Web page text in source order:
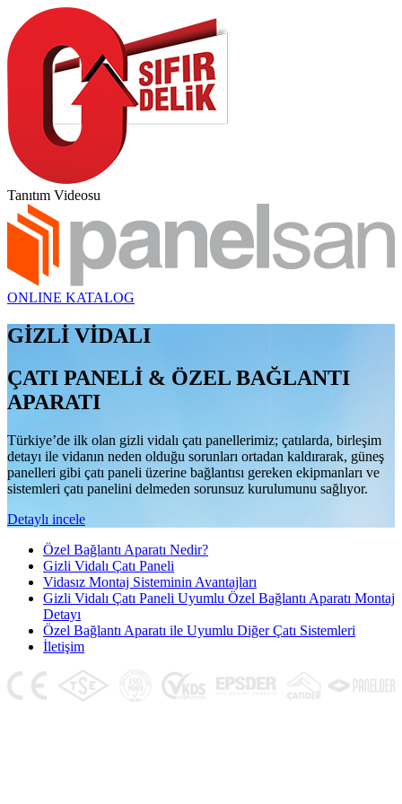
Tanıtım Videosu
ONLINE KATALOG
GİZLİ VİDALI
ÇATI PANELİ & ÖZEL BAĞLANTI
APARATI
Türkiye’de ilk olan gizli vidalı çatı panellerimiz; çatılarda, birleşim
detayı ile vidanın neden olduğu sorunları ortadan kaldırarak, güneş
panelleri gibi çatı paneli üzerine bağlantısı gereken ekipmanları ve
sistemleri çatı panelini delmeden sorunsuz kurulumunu sağlıyor.
Detaylı incele
Özel Bağlantı Aparatı Nedir?
Gizli Vidalı Çatı Paneli
Vidasız Montaj Sisteminin Avantajları
Gizli Vidalı Çatı Paneli Uyumlu Özel Bağlantı Aparatı Montaj
Detayı
Özel Bağlantı Aparatı ile Uyumlu Diğer Çatı Sistemleri
İletişim